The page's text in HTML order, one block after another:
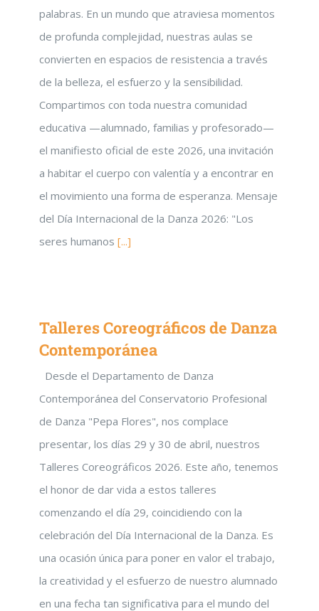
palabras. En un mundo que atraviesa momentos
de profunda complejidad, nuestras aulas se
convierten en espacios de resistencia a través
de la belleza, el esfuerzo y la sensibilidad.
Compartimos con toda nuestra comunidad
educativa —alumnado, familias y profesorado—
el manifiesto oficial de este 2026, una invitación
a habitar el cuerpo con valentía y a encontrar en
el movimiento una forma de esperanza. Mensaje
del Día Internacional de la Danza 2026: "Los
seres humanos [...]
Talleres Coreográficos de Danza
Contemporánea
Desde el Departamento de Danza
Contemporánea del Conservatorio Profesional
de Danza "Pepa Flores", nos complace
presentar, los días 29 y 30 de abril, nuestros
Talleres Coreográficos 2026. Este año, tenemos
el honor de dar vida a estos talleres
comenzando el día 29, coincidiendo con la
celebración del Día Internacional de la Danza. Es
una ocasión única para poner en valor el trabajo,
la creatividad y el esfuerzo de nuestro alumnado
en una fecha tan significativa para el mundo del